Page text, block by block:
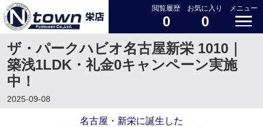
閲覧履歴
0
お気に入り
0
メニュー
ザ・パークハビオ名古屋新栄 1010｜
築浅1LDK・礼金0キャンペーン実施
中！
2025-09-08
名古屋・新栄に誕生した